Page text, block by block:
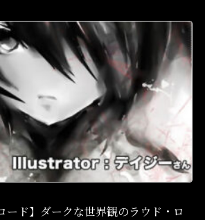
ード】ダークな世界観のラウド・ロ